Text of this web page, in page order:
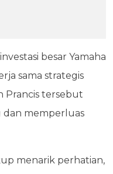
besar Yamaha
sama strategis
Prancis tersebut
memperluas
menarik perhatian,